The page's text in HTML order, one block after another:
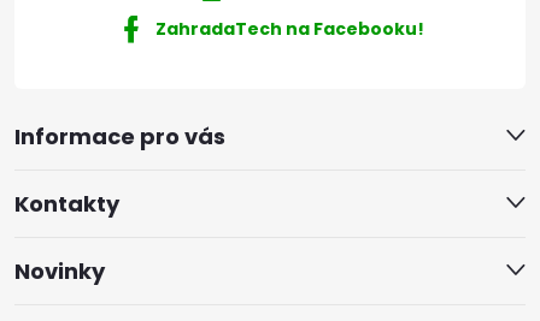
Informace pro vás
Kontakty
Novinky
ZahradaTech na Facebooku!